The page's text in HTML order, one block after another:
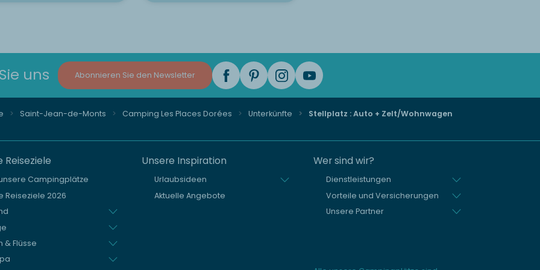
uns Abonnieren Sie den Newsletter
Saint-Jean-de-Monts Camping Les Places Dorées Unterkünfte
Stellplatz : Auto + Zelt/Wohnwagen
Reiseziele
Campingplätze
Reiseziele 2026
& Flüsse
Unsere Inspiration
Urlaubsideen
Aktuelle Angebote
Wer sind wir?
Dienstleistungen
Vorteile und Versicherungen
Unsere Partner